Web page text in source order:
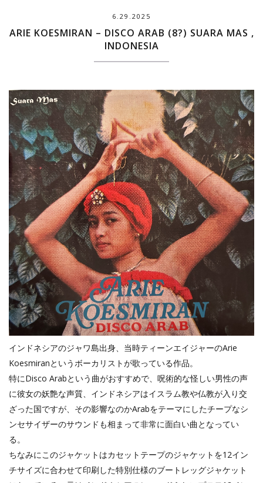
6.29.2025
ARIE KOESMIRAN – DISCO ARAB (8?) SUARA MAS ,
INDONESIA
インドネシアのジャワ島出身、当時ティーンエイジャーのArie
Koesmiranというボーカリストが歌っている作品。
特にDisco Arabという曲がおすすめで、呪術的な怪しい男性の声
に彼女の妖艶な声質、インドネシアはイスラム教や仏教が入り交
ざった国ですが、その影響なのかArabをテーマにしたチープなシ
ンセサイザーのサウンドも相まって非常に面白い曲となってい
る。
ちなみにこのジャケットはカセットテープのジャケットを12イン
チサイズに合わせて印刷した特別仕様のブートレッグジャケット